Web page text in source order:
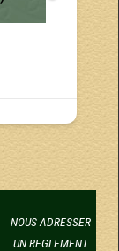
NOUS ADRESSER
UN REGLEMENT